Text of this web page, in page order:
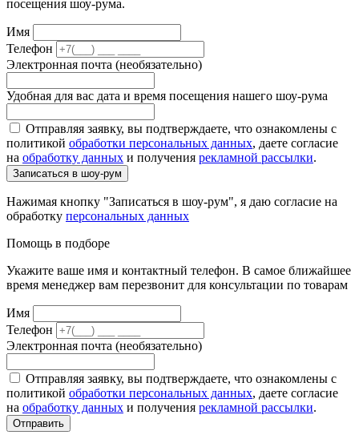
посещения шоу-рума.
Имя
Телефон
Электронная почта (необязательно)
Удобная для вас дата и время посещения нашего шоу-рума
Отправляя заявку, вы подтверждаете, что ознакомлены с
политикой обработки персональных данных, даете согласие
на обработку данных и получения рекламной рассылки.
Записаться в шоу-рум
Нажимая кнопку "Записаться в шоу-рум", я даю согласие на
обработку персональных данных
Помощь в подборе
Укажите ваше имя и контактный телефон. В самое ближайшее
время менеджер вам перезвонит для консультации по товарам
Имя
Телефон
Электронная почта (необязательно)
Отправляя заявку, вы подтверждаете, что ознакомлены с
политикой обработки персональных данных, даете согласие
на обработку данных и получения рекламной рассылки.
Отправить